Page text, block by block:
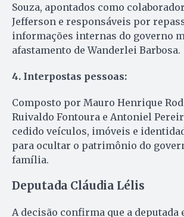
Souza, apontados como
Jefferson e responsáveis por
informações internas do governo
afastamento de Wanderlei Barbosa.
4. Interpostas pessoas:
Composto por Mauro Henrique
Ruivaldo Fontoura e Antoniel
cedido veículos, imóveis e
para ocultar o patrimônio do
família.
Deputada Cláudia Lélis
A decisão confirma que a deputada